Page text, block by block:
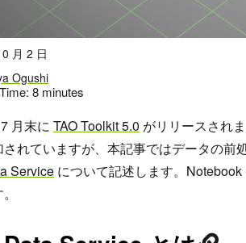
月 2 日
Ogushi
8 minutes
月末に TAO Toolkit 5.0 がリリースされ
れていますが、本記事ではデータの前
Service について記述します。